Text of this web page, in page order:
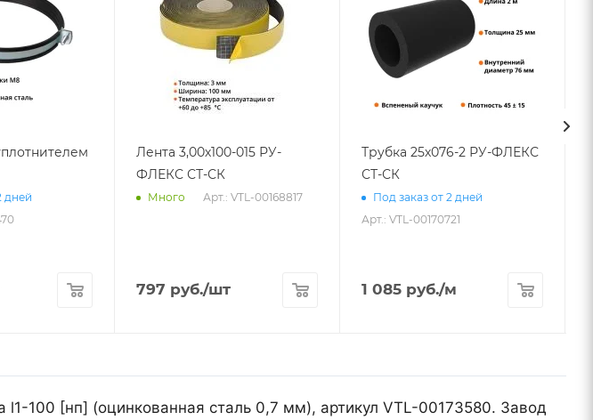
дней
Лента 3,00х100-015 РУ-
ФЛЕКС СТ-СК
Много Арт.: VTL-00168817
797 руб./шт
Трубка 25х076-2 РУ-ФЛЕКС
СТ-СК
Под заказ от 2 дней
Арт.: VTL-00170721
1 085 руб./м
100 [нп] (оцинкованная сталь 0,7 мм), артикул VTL-00173580. Завод